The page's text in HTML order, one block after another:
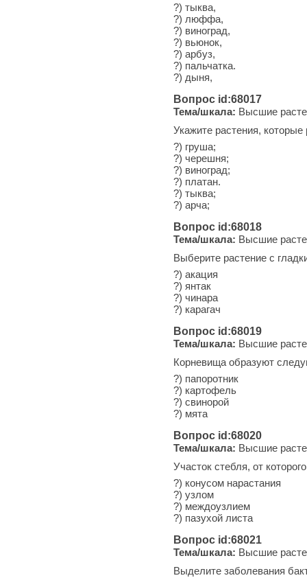
?) тыква,
?) люффа,
?) виноград,
?) вьюнок,
?) арбуз,
?) пальчатка.
?) дыня,
Вопрос id:68017
Тема/шкала: Высшие
Укажите растения,
?) груша;
?) черешня;
?) виноград;
?) платан.
?) тыква;
?) арча;
Вопрос id:68018
Тема/шкала: Высшие
Выберите растение с
?) акация
?) янтак
?) чинара
?) карагач
Вопрос id:68019
Тема/шкала: Высшие
Корневища образуют
?) папоротник
?) картофель
?) свинорой
?) мята
Вопрос id:68020
Тема/шкала: Высшие
Участок стебля, от
?) конусом нарастания
?) узлом
?) междоузлием
?) пазухой листа
Вопрос id:68021
Тема/шкала: Высшие
Выделите заболевания